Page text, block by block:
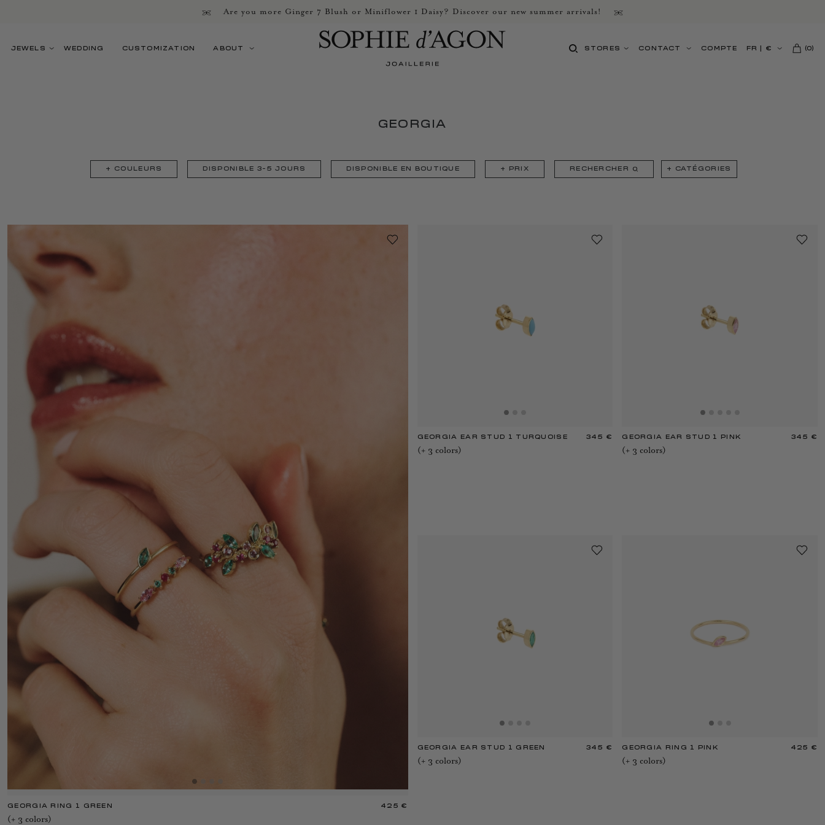
Are you more Ginger 7 Blush or Miniflower 1 Daisy? Discover our new summer arrivals!
JEWELS WEDDING CUSTOMIZATION ABOUT STORES CONTACT COMPTE FR € (0)
GEORGIA
+ COULEURS DISPONIBLE 3-5 JOURS DISPONIBLE EN BOUTIQUE + PRIX RECHERCHER + CATÉGORIES
GEORGIA RING 1 GREEN 425 €
(+ 3 colors)
GEORGIA EAR STUD 1 TURQUOISE 345 €
(+ 3 colors)
GEORGIA EAR STUD 1 PINK 345 €
(+ 3 colors)
GEORGIA EAR STUD 1 GREEN 345 €
(+ 3 colors)
GEORGIA RING 1 PINK 425 €
(+ 3 colors)